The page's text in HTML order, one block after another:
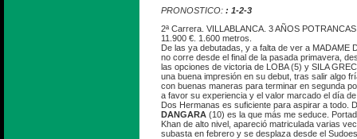
PRONOSTICO: : 1-2-3
2ª Carrera. VILLABLANCA. 3 AÑOS
11.900 €. 1.600 metros.
De las ya debutadas, y a falta de ver a MADAME
no corre desde el final de la pasada primavera,
las opciones de victoria de LOBA (5) y SILA
una buena impresión en su debut, tras salir algo
con buenas maneras para terminar en segunda
a favor su experiencia y el valor marcado el día
Dos Hermanas es suficiente para aspirar a todo.
DANGARA (10) es la que más me seduce.
Khan de alto nivel, apareció matriculada varias
subasta en febrero y se desplaza desde el